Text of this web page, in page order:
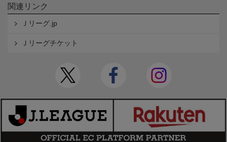
関連リンク
Ｊリーグ.jp
Ｊリーグチケット